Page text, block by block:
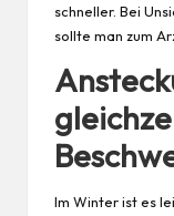
schneller. Bei
sollte man zum
Im Winter ist es